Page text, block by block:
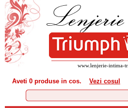
www.lenjerie-intima-
Aveti 0 produse in cos. Vezi cosul